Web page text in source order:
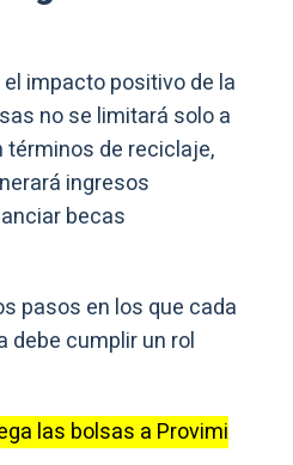
impacto positivo de la
no se limitará solo a
de reciclaje,
ingresos
becas
pasos en los que cada
debe cumplir un rol
las bolsas a Provimi